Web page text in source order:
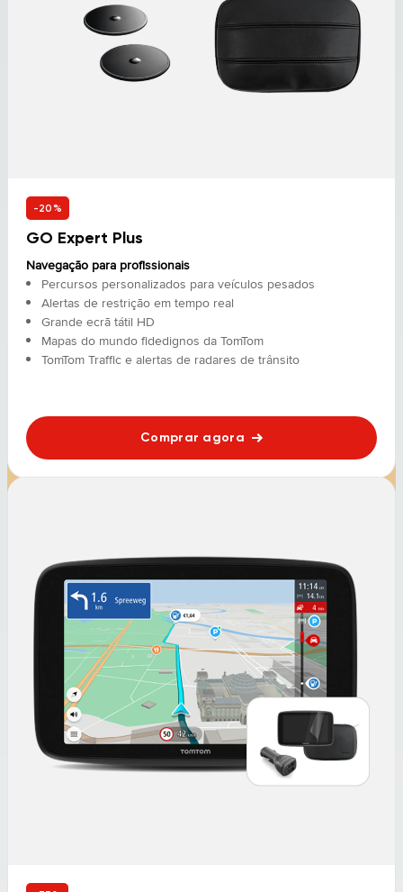
-20%
GO Expert Plus
Navegação para profissionais
Percursos personalizados para veículos pesados
Alertas de restrição em tempo real
Grande ecrã tátil HD
Mapas do mundo fidedignos da TomTom
TomTom Traffic e alertas de radares de trânsito
Comprar agora